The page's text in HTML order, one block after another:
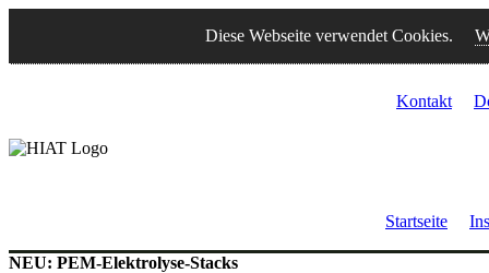
Diese Webseite verwendet Cookies.
Kontakt
Startseite
NEU: PEM-Elektrolyse-Stacks